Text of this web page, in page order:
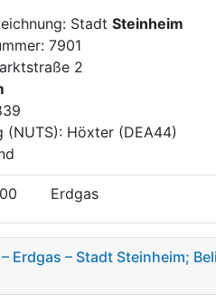
Stadt Steinheim
7901
2
(NUTS): Höxter (DEA44)
Erdgas
Erdgas – Stadt Steinheim;